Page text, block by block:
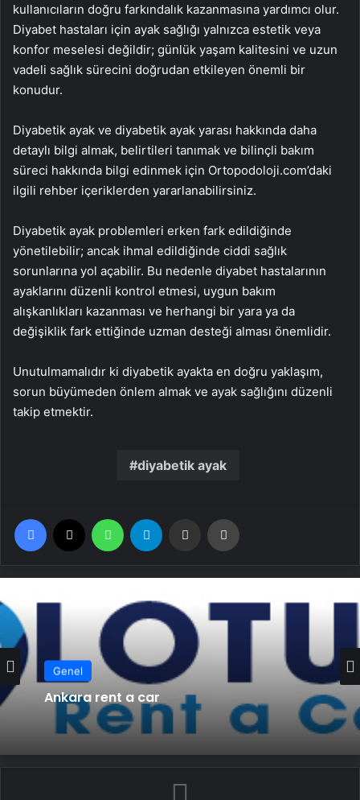
kullanıcıların doğru farkındalık kazanmasına yardımcı olur.
Diyabet hastaları için ayak sağlığı yalnızca estetik veya
konfor meselesi değildir; günlük yaşam kalitesini ve uzun
vadeli sağlık sürecini doğrudan etkileyen önemli bir
konudur.
Diyabetik ayak ve diyabetik ayak yarası hakkında daha
detaylı bilgi almak, belirtileri tanımak ve bilinçli bakım
süreci hakkında bilgi edinmek için Ortopodoloji.com’daki
ilgili rehber içeriklerden yararlanabilirsiniz.
Diyabetik ayak problemleri erken fark edildiğinde
yönetilebilir; ancak ihmal edildiğinde ciddi sağlık
sorunlarına yol açabilir. Bu nedenle diyabet hastalarının
ayaklarını düzenli kontrol etmesi, uygun bakım
alışkanlıkları kazanması ve herhangi bir yara ya da
değişiklik fark ettiğinde uzman desteği alması önemlidir.
Unutulmamalıdır ki diyabetik ayakta en doğru yaklaşım,
sorun büyümeden önlem almak ve ayak sağlığını düzenli
takip etmektir.
diyabetik ayak
Facebook WhatsApp Email'den paylaş
Genel
Ankara rent a car